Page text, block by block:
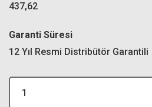
437,62
Garanti Süresi
12 Yıl Resmi Distribütör Garantili